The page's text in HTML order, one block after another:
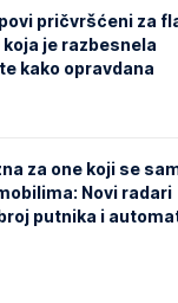
pričvršćeni za
koja je razbesnela
kako opravdana
za one koji se
Novi radari
putnika i